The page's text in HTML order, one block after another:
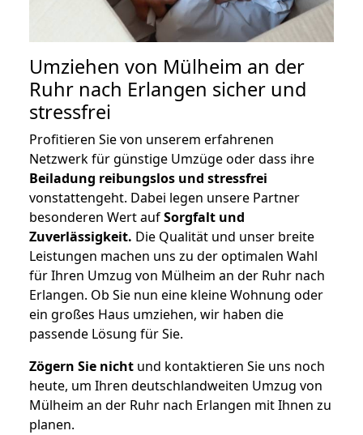
Umziehen von Mülheim an der
Ruhr nach Erlangen sicher und
stressfrei
Profitieren Sie von unserem erfahrenen
Netzwerk für günstige Umzüge oder dass ihre
Beiladung reibungslos und stressfrei
vonstattengeht. Dabei legen unsere Partner
besonderen Wert aufSorgfalt und
Zuverlässigkeit. Die Qualität und unser breite
Leistungen machen uns zu der optimalen Wahl
für Ihren Umzug von Mülheim an der Ruhr nach
Erlangen. Ob Sie nun eine kleine Wohnung oder
ein großes Haus umziehen, wir haben die
passende Lösung für Sie.
Zögern Sie nicht und kontaktieren Sie uns noch
heute, um Ihren deutschlandweiten Umzug von
Mülheim an der Ruhr nach Erlangen mit Ihnen zu
planen.